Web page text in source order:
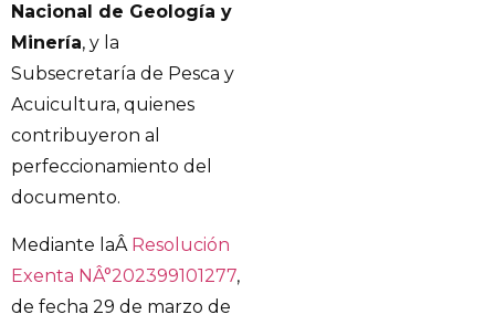
Nacional de Geología y
Minería, y la
Subsecretaría de Pesca y
Acuicultura, quienes
contribuyeron al
perfeccionamiento del
documento.
Mediante laÂ Resolución
Exenta NÂ°202399101277,
de fecha 29 de marzo de